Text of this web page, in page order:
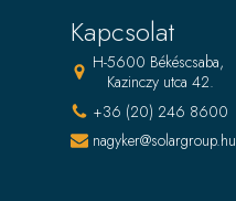
Kapcsolat
H-5600 Békéscsaba,
Kazinczy utca 42.
+36 (20) 246 8600
nagyker@solargroup.hu